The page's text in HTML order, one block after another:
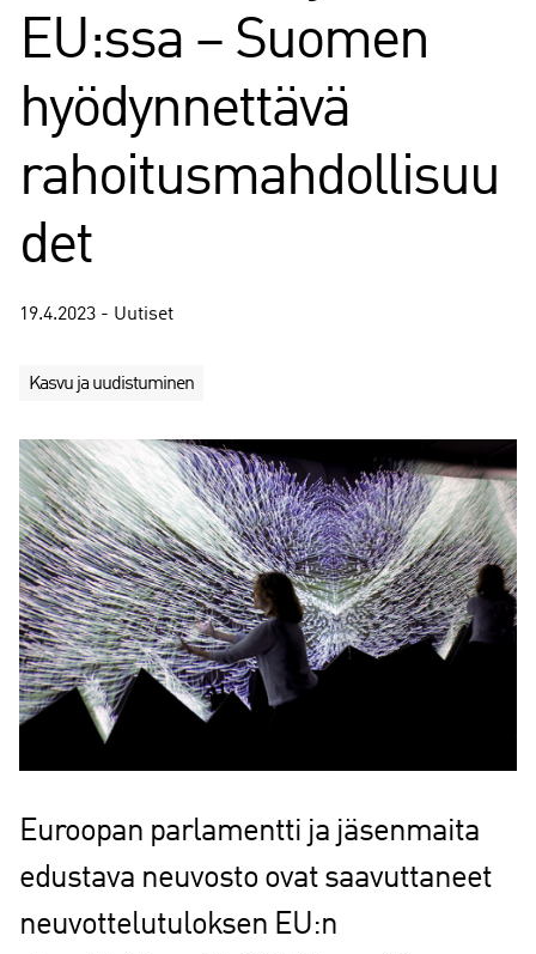
EU:ssa – Suomen
hyödynnettävä
rahoitusmahdollisuu
det
19.4.2023 - Uutiset
Kasvu ja uudistuminen
Euroopan parlamentti ja jäsenmaita
edustava neuvosto ovat saavuttaneet
neuvottelutuloksen EU:n